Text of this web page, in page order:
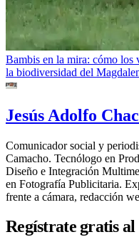
Bambis en la mira: cómo los
la biodiversidad del
Jesús Adolfo
Comunicador social y
Camacho. Tecnólogo en
Diseño e Integración
en Fotografía Publicitaria.
frente a cámara, redacción
Regístrate gratis